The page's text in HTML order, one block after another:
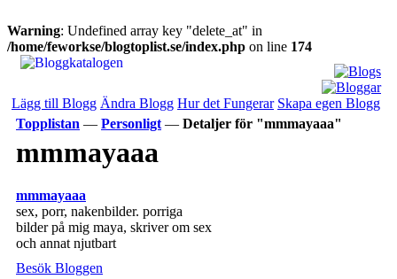
Warning: Undefined array key "delete_at" in
/home/feworkse/blogtoplist.se/index.php on line 174
Lägg till Blogg Ändra Blogg Hur det Fungerar Skapa egen Blogg
Topplistan — Personligt — Detaljer för "mmmayaaa"
mmmayaaa
mmmayaaa
sex, porr, nakenbilder. porriga
bilder på mig maya, skriver om sex
och annat njutbart
Besök Bloggen